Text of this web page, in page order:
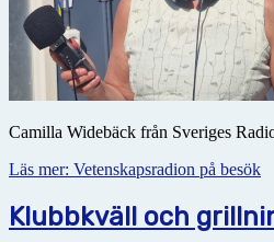
Camilla Widebäck från Sveriges
Läs mer: Vetenskapsradion på besök
Klubbkväll och